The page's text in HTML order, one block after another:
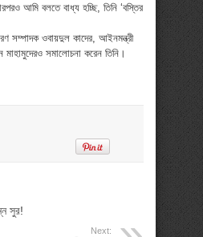
আমি বলতে বাধ্য হচ্ছি, তিনি ‘বস্তির
সম্পাদক ওবায়দুল কাদের, আইনমন্ত্রী
সমালোচনা করেন তিনি।
সুর!
Next: